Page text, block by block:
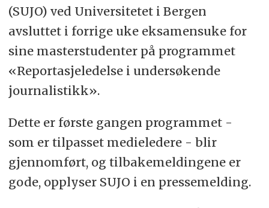
(SUJO) ved Universitetet i Bergen
avsluttet i forrige uke eksamensuke for
sine masterstudenter på programmet
«Reportasjeledelse i undersøkende
journalistikk».
Dette er første gangen programmet -
som er tilpasset medieledere - blir
gjennomført, og tilbakemeldingene er
gode, opplyser SUJO i en pressemelding.